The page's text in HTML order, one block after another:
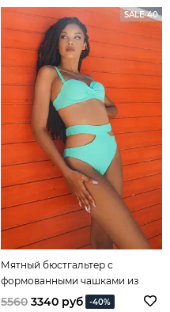
SALE 40
Мятный бюстгальтер с
формованными чашками из
коллекции Spirit of Colours
5560 3340 руб -40%